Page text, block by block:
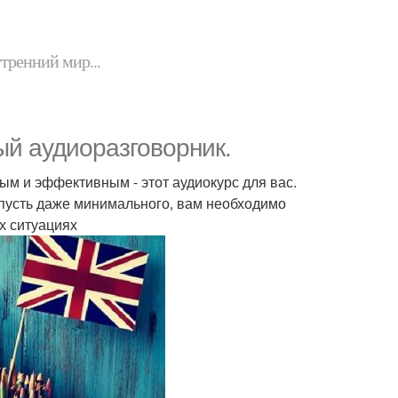
мир...
аудиоразговорник.
и эффективным - этот аудиокурс для вас.
даже минимального, вам необходимо
ситуациях